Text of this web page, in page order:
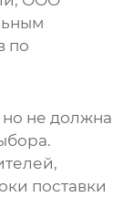
по
не должна
поставки